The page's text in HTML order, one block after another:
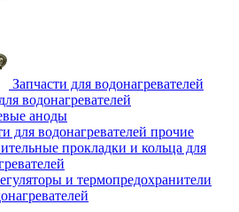
Запчасти для водонагревателей
водонагревателей
аноды
для водонагревателей прочие
прокладки и кольца для
и термопредохранители